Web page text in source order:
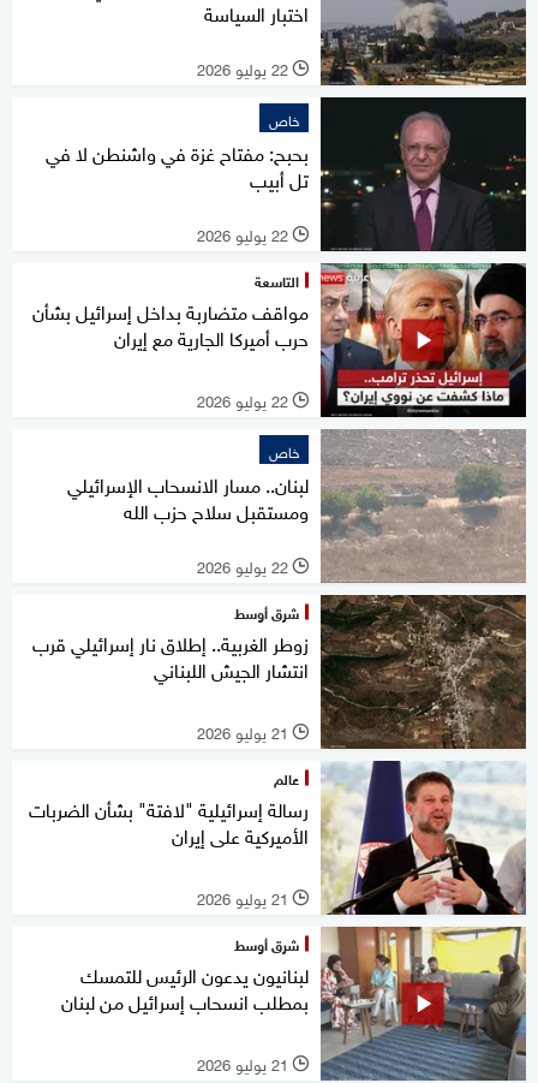
اختبار السياسة
l 22 يوليو 2026
خاص
بحبح: مفتاح غزة في واشنطن لا في
تل أبيب
l 22 يوليو 2026
التاسعة
مواقف متضاربة بداخل إسرائيل بشأن
حرب أميركا الجارية مع إيران
l 22 يوليو 2026
خاص
لبنان.. مسار الانسحاب الإسرائيلي
ومستقبل سلاح حزب الله
l 22 يوليو 2026
شرق أوسط
زوطر الغربية.. إطلاق نار إسرائيلي قرب
انتشار الجيش اللبناني
l 21 يوليو 2026
عالم
رسالة إسرائيلية "لافتة" بشأن الضربات
الأميركية على إيران
l 21 يوليو 2026
شرق أوسط
لبنانيون يدعون الرئيس للتمسك
بمطلب انسحاب إسرائيل من لبنان
l 21 يوليو 2026